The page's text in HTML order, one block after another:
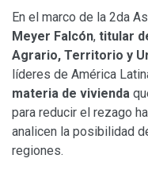
En el marco de la 2da
Meyer Falcón, titular
Agrario, Territorio y
líderes de América
materia de vivienda
para reducir el rezago
analicen la posibilidad
regiones.